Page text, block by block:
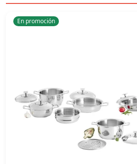
En promoción